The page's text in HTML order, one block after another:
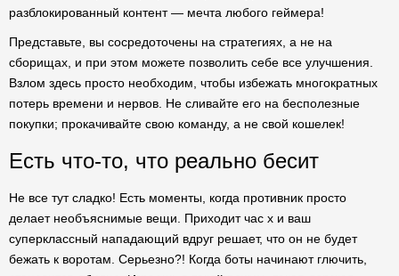
разблокированный контент — мечта любого геймера!
Представьте, вы сосредоточены на стратегиях, а не на
сборищах, и при этом можете позволить себе все улучшения.
Взлом здесь просто необходим, чтобы избежать многократных
потерь времени и нервов. Не сливайте его на бесполезные
покупки; прокачивайте свою команду, а не свой кошелек!
Есть что-то, что реально бесит
Не все тут сладко! Есть моменты, когда противник просто
делает необъяснимые вещи. Приходит час х и ваш
суперклассный нападающий вдруг решает, что он не будет
бежать к воротам. Серьезно?! Когда боты начинают глючить,